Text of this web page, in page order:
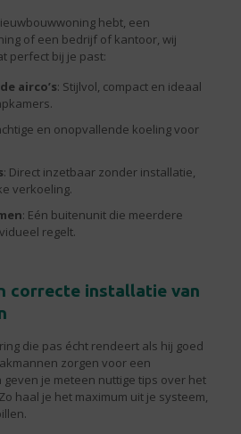
hebt, een
of een bedrijf of kantoor, wij
perfect bij je past:
airco’s: Stijlvol, compact en ideaal
en onopvallende koeling voor
: Direct inzetbaar zonder installatie,
verkoeling.
: Eén buitenunit die meerdere
regelt.
correcte installatie van
die pas écht rendeert als hij goed
zorgen voor een
je meteen nuttige tips over het
haal je het maximum uit je systeem,